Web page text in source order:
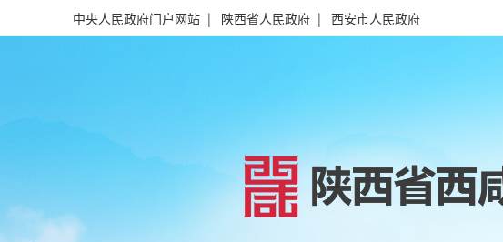
中央人民政府门户网站 | 陕西省人民政府 | 西安市人民政府